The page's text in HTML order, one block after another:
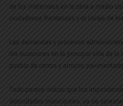
de los materiales en la obra a medio
ciudadanos fronterizos y el coraje de
Las demandas y procesos
los sucesores en la principal silla de la
pueblo de cerros y arroyos
Todo parece indicar que los
autoridades municipales, ya se